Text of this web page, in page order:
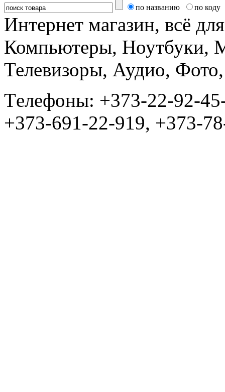
по названию по коду
Интернет магазин, всё
Компьютеры, Ноутбуки,
Телевизоры, Аудио,
Tелефоны: +373-22-92-
+373-691-22-919, +373-